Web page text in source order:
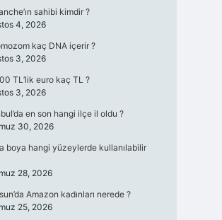
sahibi kimdir ?
4, 2026
kaç DNA içerir ?
3, 2026
TL’lik euro kaç TL ?
3, 2026
en son hangi ilçe il oldu ?
30, 2026
boya hangi yüzeylerde kullanılabilir
28, 2026
Amazon kadınları nerede ?
25, 2026